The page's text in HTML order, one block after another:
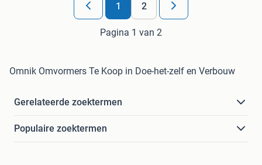
1 2
Pagina 1 van 2
Omnik Omvormers Te Koop in Doe-het-zelf en Verbouw
Gerelateerde zoektermen
Populaire zoektermen